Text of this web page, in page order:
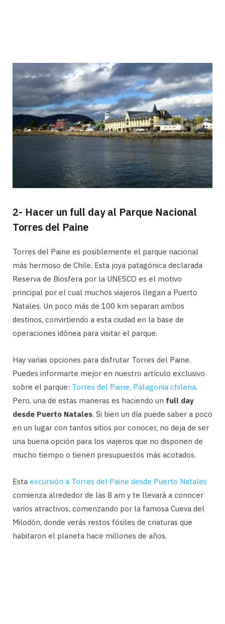
2- Hacer un full day al Parque Nacional
Torres del Paine
Torres del Paine es posiblemente el parque nacional
más hermoso de Chile. Esta joya patagónica declarada
Reserva de Biosfera por la UNESCO es el motivo
principal por el cual muchos viajeros llegan a Puerto
Natales. Un poco más de 100 km separan ambos
destinos, convirtiendo a esta ciudad en la base de
operaciones idónea para visitar el parque.
Hay varias opciones para disfrutar Torres del Paine.
Puedes informarte mejor en nuestro artículo exclusivo
sobre el parque: Torres del Paine, Patagonia chilena.
Pero, una de estas maneras es haciendo un full day
desde Puerto Natales. Si bien un día puede saber a poco
en un lugar con tantos sitios por conocer, no deja de ser
una buena opción para los viajeros que no disponen de
mucho tiempo o tienen presupuestos más acotados.
Esta excursión a Torres del Paine desde Puerto Natales
comienza alrededor de las 8 am y te llevará a conocer
varios atractivos, comenzando por la famosa Cueva del
Milodón, donde verás restos fósiles de criaturas que
habitaron el planeta hace millones de años.